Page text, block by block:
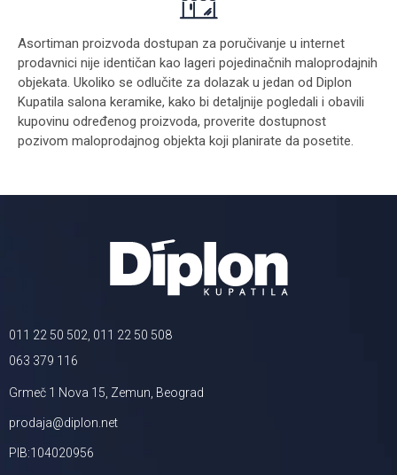
Asortiman proizvoda dostupan za poručivanje u internet
prodavnici nije identičan kao lageri pojedinačnih maloprodajnih
objekata. Ukoliko se odlučite za dolazak u jedan od Diplon
Kupatila salona keramike, kako bi detaljnije pogledali i obavili
kupovinu određenog proizvoda, proverite dostupnost
pozivom maloprodajnog objekta koji planirate da posetite.
011 22 50 502, 011 22 50 508
063 379 116
Grmeč 1 Nova 15, Zemun, Beograd
prodaja@diplon.net
PIB:104020956